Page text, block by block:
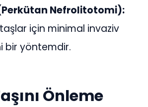
(Perkütan Nefrolitotomi):
için minimal invaziv
bir yöntemdir.
Önleme